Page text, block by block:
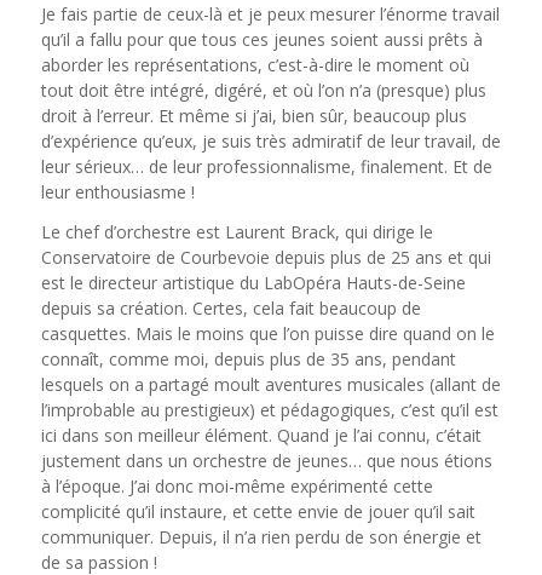
Je fais partie de ceux-là et je peux mesurer l’énorme travail
qu’il a fallu pour que tous ces jeunes soient aussi prêts à
aborder les représentations, c’est-à-dire le moment où
tout doit être intégré, digéré, et où l’on n’a (presque) plus
droit à l’erreur. Et même si j’ai, bien sûr, beaucoup plus
d’expérience qu’eux, je suis très admiratif de leur travail, de
leur sérieux… de leur professionnalisme, finalement. Et de
leur enthousiasme !
Le chef d’orchestre est Laurent Brack, qui dirige le
Conservatoire de Courbevoie depuis plus de 25 ans et qui
est le directeur artistique du LabOpéra Hauts-de-Seine
depuis sa création. Certes, cela fait beaucoup de
casquettes. Mais le moins que l’on puisse dire quand on le
connaît, comme moi, depuis plus de 35 ans, pendant
lesquels on a partagé moult aventures musicales (allant de
l’improbable au prestigieux) et pédagogiques, c’est qu’il est
ici dans son meilleur élément. Quand je l’ai connu, c’était
justement dans un orchestre de jeunes… que nous étions
à l’époque. J’ai donc moi-même expérimenté cette
complicité qu’il instaure, et cette envie de jouer qu’il sait
communiquer. Depuis, il n’a rien perdu de son énergie et
de sa passion !